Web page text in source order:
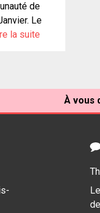
de
Le
la suite
À vous